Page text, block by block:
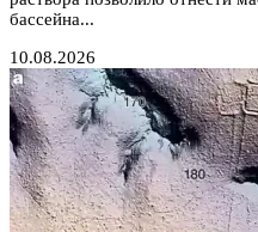
бассейна...
10.08.2026